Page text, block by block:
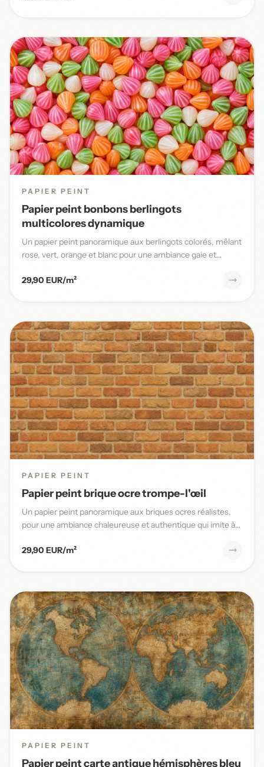
PAPIER PEINT
Papier peint bonbons berlingots
multicolores dynamique
Un papier peint panoramique aux berlingots colorés, mêlant
rose, vert, orange et blanc pour une ambiance gaie et
29,90 EUR/m²
PAPIER PEINT
Papier peint brique ocre trompe-l'œil
Un papier peint panoramique aux briques ocres réalistes,
pour une ambiance chaleureuse et authentique qui imite à
29,90 EUR/m²
PAPIER PEINT
Papier peint carte antique hémisphères bleu